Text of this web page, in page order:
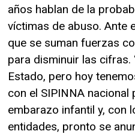
años hablan de la
víctimas de abuso. Ante
que se suman fuerzas
para disminuir las cifras.
Estado, pero hoy
con el SIPINNA nacional
embarazo infantil y, con
entidades, pronto se